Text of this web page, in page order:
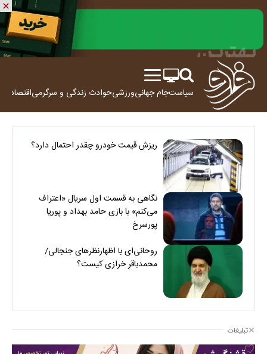
سیاستجام جهانیورزشیحوادث زندگی و سرگرمیاقتصاد
ریزش قیمت خودرو چقدر احتمال دارد؟
نگاهی به قسمت اول سریال «اعتراف
می‌کنم» با بازی حامد بهداد و پوریا
پورسرخ
روحانی‌ای با اظهارنظرهای جنجالی/
محمدباقر خرازی کیست؟
تبلیغات